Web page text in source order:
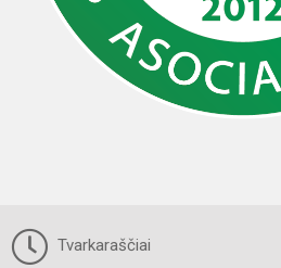
Tvarkaraščiai